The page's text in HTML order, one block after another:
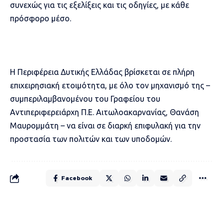
συνεχώς για τις εξελίξεις και τις οδηγίες, με κάθε
πρόσφορο μέσο.
Η Περιφέρεια Δυτικής Ελλάδας βρίσκεται σε πλήρη
επιχειρησιακή ετοιμότητα, με όλο τον μηχανισμό της –
συμπεριλαμβανομένου του Γραφείου του
Αντιπεριφερειάρχη Π.Ε. Αιτωλοακαρνανίας, Θανάση
Μαυρομμάτη – να είναι σε διαρκή επιφυλακή για την
προστασία των πολιτών και των υποδομών.
Facebook